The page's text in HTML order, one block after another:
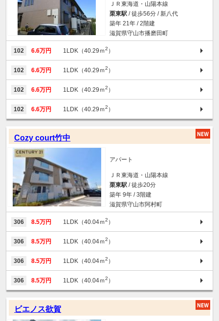
ＪＲ東海道・山陽本線
栗東駅 / 徒歩56分 / 新八代
築年 21年 / 2階建
滋賀県守山市播磨田町
102 6.6万円 1LDK（40.29ｍ2 ）
102 6.6万円 1LDK（40.29ｍ2 ）
102 6.6万円 1LDK（40.29ｍ2 ）
102 6.6万円 1LDK（40.29ｍ2 ）
Cozy court竹中
アパート
ＪＲ東海道・山陽本線
栗東駅 / 徒歩20分
築年 9年 / 3階建
滋賀県守山市阿村町
306 8.5万円 1LDK（40.04ｍ2 ）
306 8.5万円 1LDK（40.04ｍ2 ）
306 8.5万円 1LDK（40.04ｍ2 ）
306 8.5万円 1LDK（40.04ｍ2 ）
ビエノス欲賀